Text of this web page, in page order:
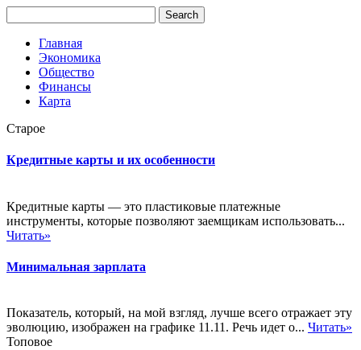
Главная
Экономика
Общество
Финансы
Карта
Старое
Кредитные карты и их особенности
Кредитные карты — это пластиковые платежные
инструменты, которые позволяют заемщикам использовать...
Читать»
Минимальная зарплата
Показатель, который, на мой взгляд, лучше всего отражает эту
эволюцию, изображен на графике 11.11. Речь идет о... Читать»
Топовое